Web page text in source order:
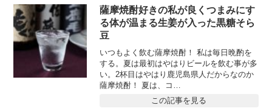
薩摩焼酎好きの私が良くつまみにす
る体が温まる生姜が入った黒糖そら
豆
いつもよく飲む薩摩焼酎！ 私は毎日晩酌を
する。夏は最初はやはりビールを飲む事が多
い。2杯目はやはり鹿児島県人だからなのか
薩摩焼酎！ 夏は、コ…
この記事を見る